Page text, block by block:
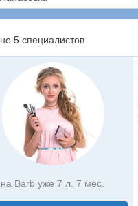
5 специалистов
на Barb уже 7 л. 7 мес.